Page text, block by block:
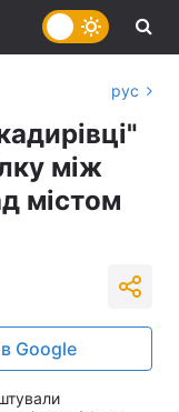
рус
між
містом
Google